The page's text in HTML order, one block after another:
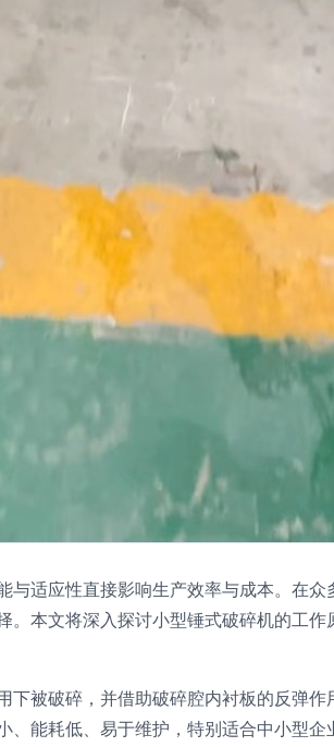
适应性直接影响生产效率与成本。在
本文将深入探讨小型锤式破碎机的工
被破碎，并借助破碎腔内衬板的反弹作
能耗低、易于维护，特别适合中小型